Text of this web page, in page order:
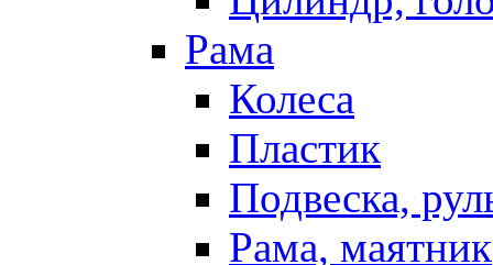
Рама
Колеса
Пластик
Подвеска,
Рама, маятник